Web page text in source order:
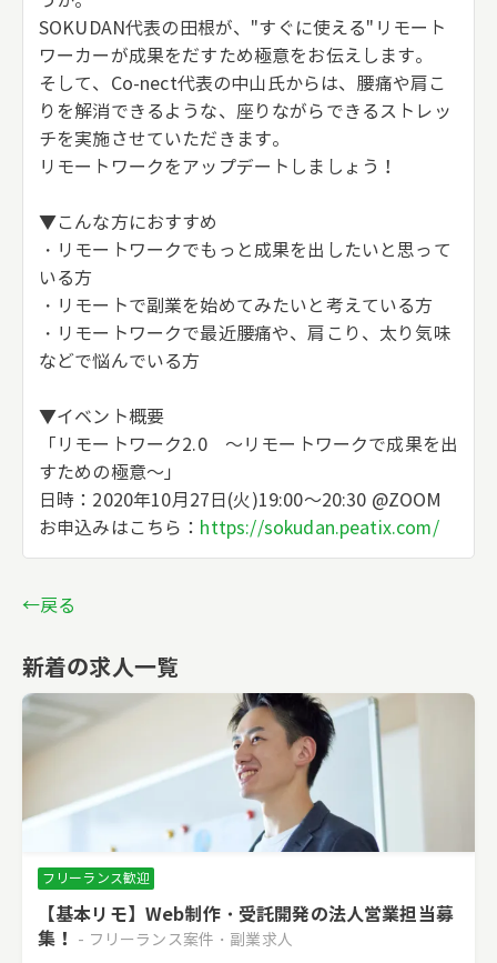
SOKUDAN代表の田根が、"すぐに使える"リモート
ワーカーが成果をだすため極意をお伝えします。
そして、Co-nect代表の中山氏からは、腰痛や肩こ
りを解消できるような、座りながらできるストレッ
チを実施させていただきます。
リモートワークをアップデートしましょう！
▼こんな方におすすめ
・リモートワークでもっと成果を出したいと思って
いる方
・リモートで副業を始めてみたいと考えている方
・リモートワークで最近腰痛や、肩こり、太り気味
などで悩んでいる方
▼イベント概要
「リモートワーク2.0 ～リモートワークで成果を出
すための極意～」
日時：2020年10月27日(火)19:00～20:30 @ZOOM
お申込みはこちら： https://sokudan.peatix.com/
←戻る
新着の求人一覧
フリーランス歓迎
【基本リモ】Web制作・受託開発の法人営業担当募
集！
- フリーランス案件・副業求人